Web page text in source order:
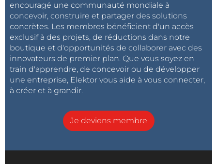
encouragé une communauté mondiale à
concevoir, construire et partager des solutions
concrètes. Les membres bénéficient d'un accès
exclusif à des projets, de réductions dans notre
boutique et d'opportunités de collaborer avec des
innovateurs de premier plan. Que vous soyez en
train d'apprendre, de concevoir ou de développer
une entreprise, Elektor vous aide à vous connecter,
à créer et à grandir.
Je deviens membre